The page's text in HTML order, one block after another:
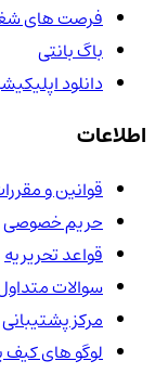
فرصت های
باگ بانتی
دانلود
اطلاعات
قوانین و مقررات
حریم خصوصی
قواعد تحریریه
سوالات متداول
مرکز پشتیبانی
لوگو های کیف